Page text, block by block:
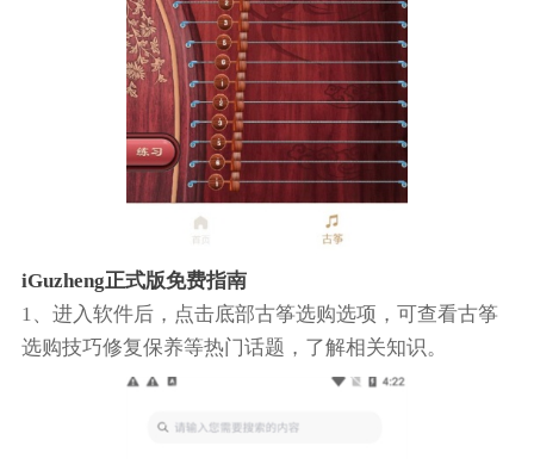
iGuzheng正式版免费指南
1、进入软件后，点击底部古筝选购选项，可查看古筝
选购技巧修复保养等热门话题，了解相关知识。